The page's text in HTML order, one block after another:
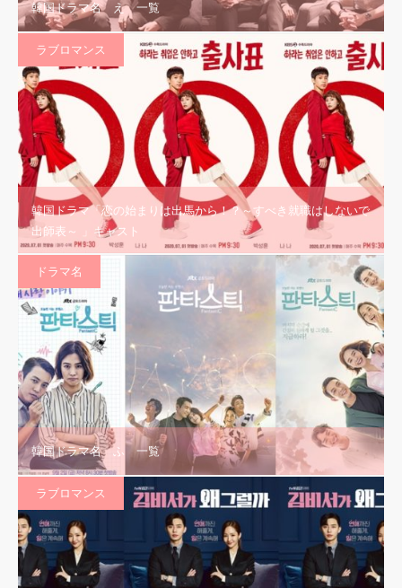
韓国ドラマ名 え 一覧
ラブロマンス
韓国ドラマ「恋の始まりは出馬から！？～すべき就職はしないで
出師表～ 」キャスト
ドラマ名
韓国ドラマ名 ふ 一覧
ラブロマンス